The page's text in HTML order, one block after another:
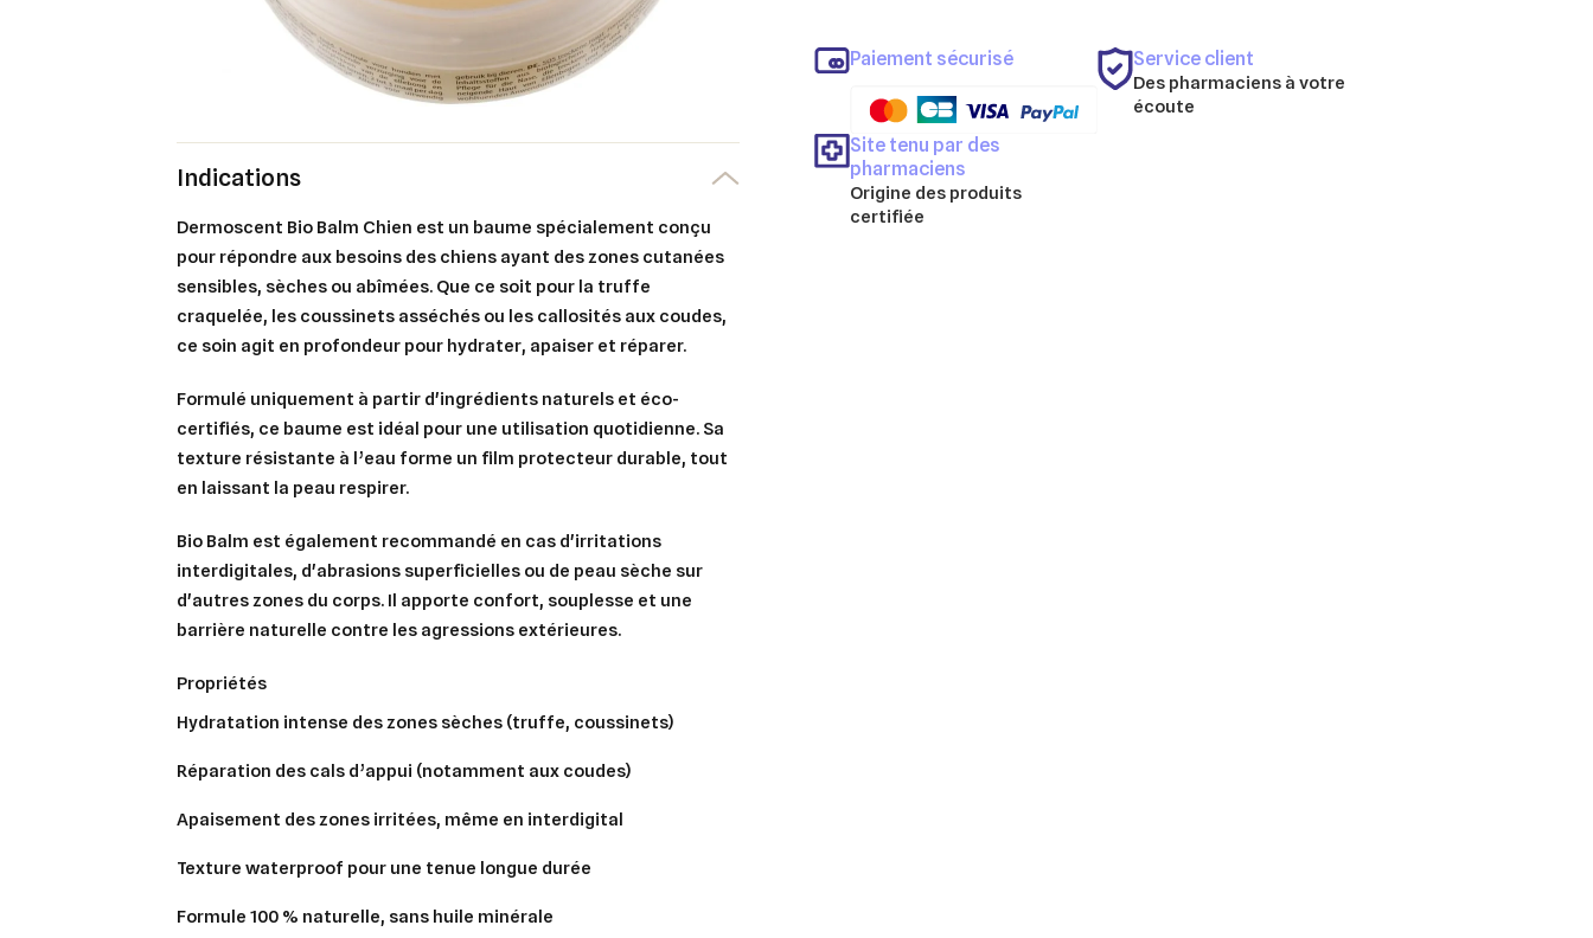
Paiement sécurisé Service client
Des pharmaciens à votre
écoute
Site tenu par des
pharmaciens
Origine des produits
certifiée
Indications
Dermoscent Bio Balm Chien est un baume spécialement conçu
pour répondre aux besoins des chiens ayant des zones cutanées
sensibles, sèches ou abîmées. Que ce soit pour la truffe
craquelée, les coussinets asséchés ou les callosités aux coudes,
ce soin agit en profondeur pour hydrater, apaiser et réparer.
Formulé uniquement à partir d'ingrédients naturels et éco-
certifiés, ce baume est idéal pour une utilisation quotidienne. Sa
texture résistante à l’eau forme un film protecteur durable, tout
en laissant la peau respirer.
Bio Balm est également recommandé en cas d'irritations
interdigitales, d'abrasions superficielles ou de peau sèche sur
d'autres zones du corps. Il apporte confort, souplesse et une
barrière naturelle contre les agressions extérieures.
propriétés
Hydratation intense des zones sèches (truffe, coussinets)
Réparation des cals d’appui (notamment aux coudes)
Apaisement des zones irritées, même en interdigital
Texture waterproof pour une tenue longue durée
Formule 100 % naturelle, sans huile minérale